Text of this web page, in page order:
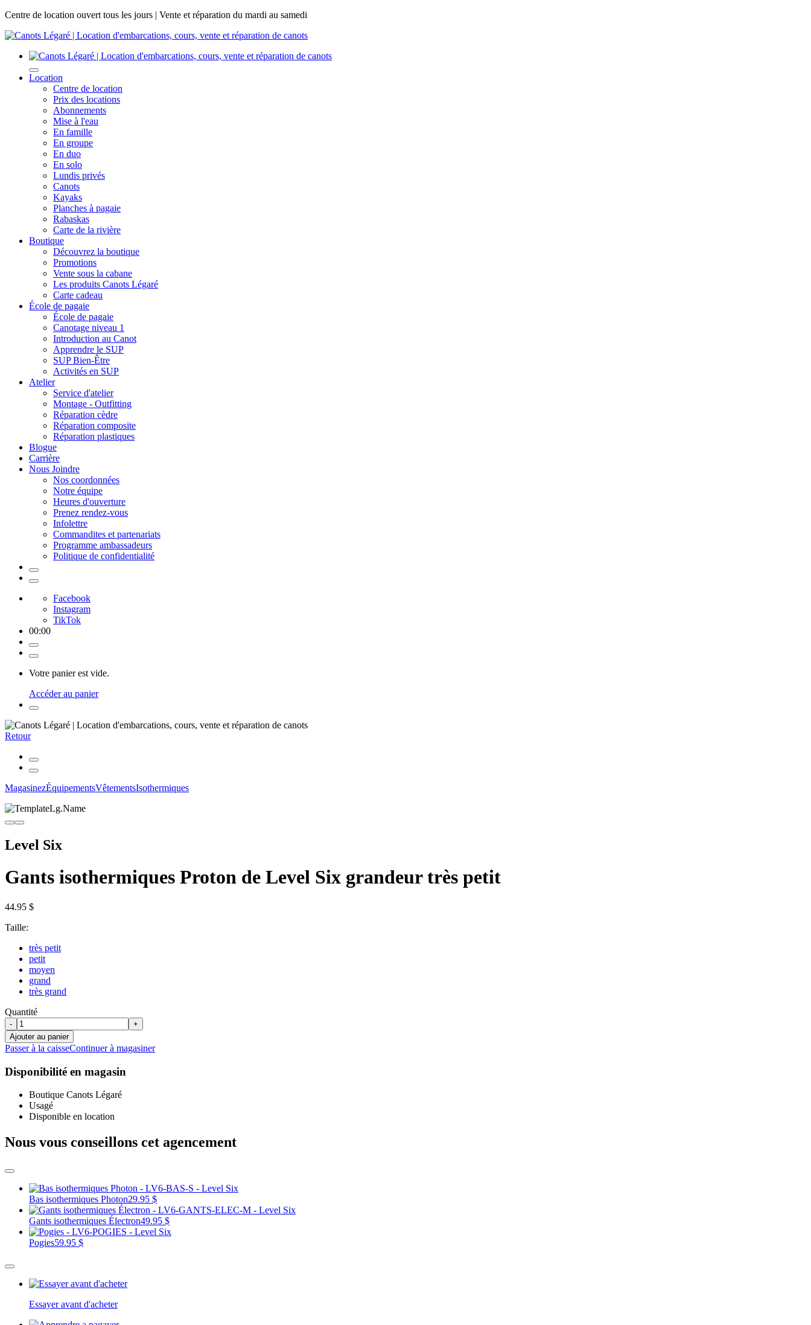
Centre de location ouvert tous les jours | Vente et réparation du mardi au samedi
Location
Centre de location
Prix des locations
Abonnements
Mise à l'eau
En famille
En groupe
En duo
En solo
Lundis privés
Canots
Kayaks
Planches à pagaie
Rabaskas
Carte de la rivière
Boutique
Découvrez la boutique
Promotions
Vente sous la cabane
Les produits Canots Légaré
Carte cadeau
École de pagaie
École de pagaie
Canotage niveau 1
Introduction au Canot
Apprendre le SUP
SUP Bien-Être
Activités en SUP
Atelier
Service d'atelier
Montage - Outfitting
Réparation cèdre
Réparation composite
Réparation plastiques
Blogue
Carrière
Nous Joindre
Nos coordonnées
Notre équipe
Heures d'ouverture
Prenez rendez-vous
Infolettre
Commandites et partenariats
Programme ambassadeurs
Politique de confidentialité
Facebook
Instagram
TikTok
00:00
Votre panier est vide.
Accéder au panier
Retour
MagasinezÉquipementsVêtementsIsothermiques
Level Six
Gants isothermiques Proton de Level Six grandeur très petit
44.95 $
Taille:
très petit
petit
moyen
grand
très grand
Quantité
-
+
Ajouter au panier
Passer à la caisseContinuer à magasiner
Disponibilité en magasin
Boutique Canots Légaré
Usagé
Disponible en location
Nous vous conseillons cet agencement
Bas isothermiques Photon29.95 $
Gants isothermiques Électron49.95 $
Pogies59.95 $
Essayer avant d'acheter